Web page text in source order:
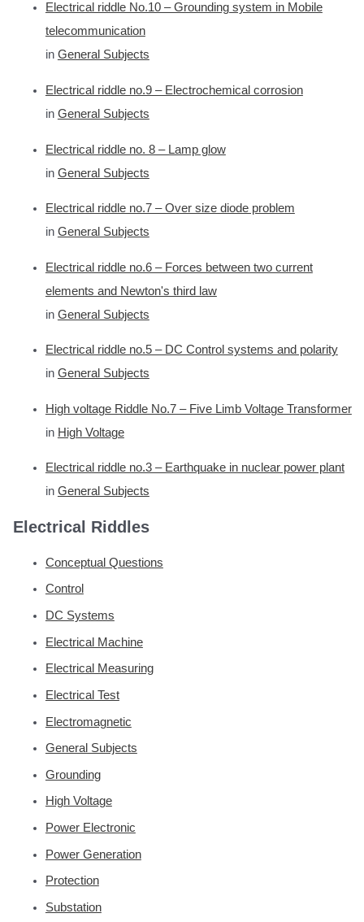
Electrical riddle No.10 – Grounding system in Mobile
telecommunication
in General Subjects
Electrical riddle no.9 – Electrochemical corrosion
in General Subjects
Electrical riddle no. 8 – Lamp glow
in General Subjects
Electrical riddle no.7 – Over size diode problem
in General Subjects
Electrical riddle no.6 – Forces between two current
elements and Newton's third law
in General Subjects
Electrical riddle no.5 – DC Control systems and polarity
in General Subjects
High voltage Riddle No.7 – Five Limb Voltage Transformer
in High Voltage
Electrical riddle no.3 – Earthquake in nuclear power plant
in General Subjects
Electrical Riddles
Conceptual Questions
Control
DC Systems
Electrical Machine
Electrical Measuring
Electrical Test
Electromagnetic
General Subjects
Grounding
High Voltage
Power Electronic
Power Generation
Protection
Substation